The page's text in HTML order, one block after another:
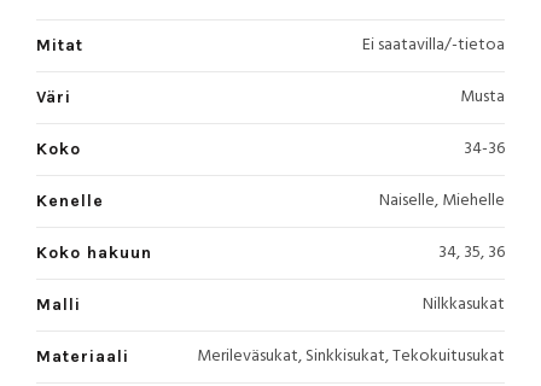
Mitat Ei saatavilla/-tietoa
Väri Musta
Koko 34-36
Kenelle Naiselle, Miehelle
Koko hakuun 34, 35, 36
Malli Nilkkasukat
Materiaali Merileväsukat, Sinkkisukat, Tekokuitusukat